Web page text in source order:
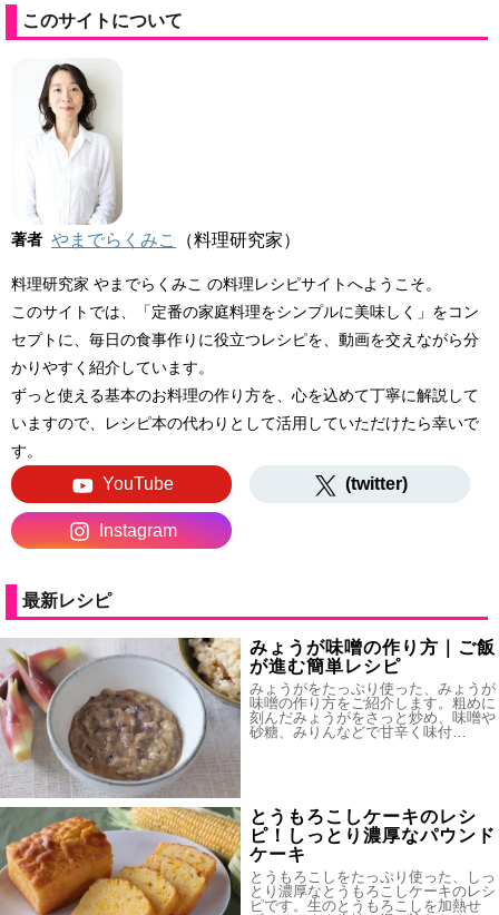
このサイトについて
著者 やまでらくみこ （料理研究家）
料理研究家 やまでらくみこ の料理レシピサイトへようこそ。
このサイトでは、「定番の家庭料理をシンプルに美味しく」をコン
セプトに、毎日の食事作りに役立つレシピを、動画を交えながら分
かりやすく紹介しています。
ずっと使える基本のお料理の作り方を、心を込めて丁寧に解説して
いますので、レシピ本の代わりとして活用していただけたら幸いで
す。
YouTube (twitter)
Instagram
最新レシピ
みょうが味噌の作り方｜ご飯
が進む簡単レシピ
みょうがをたっぷり使った、みょうが
味噌の作り方をご紹介します。粗めに
刻んだみょうがをさっと炒め、味噌や
砂糖、みりんなどで甘辛く味付…
とうもろこしケーキのレシ
ピ！しっとり濃厚なパウンド
ケーキ
とうもろこしをたっぷり使った、しっ
とり濃厚なとうもろこしケーキのレシ
ピです。生のとうもろこしを加熱せ